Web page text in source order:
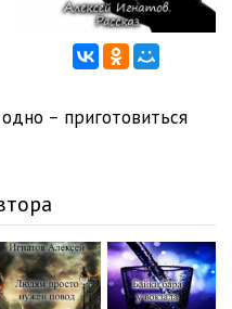
– приготовиться